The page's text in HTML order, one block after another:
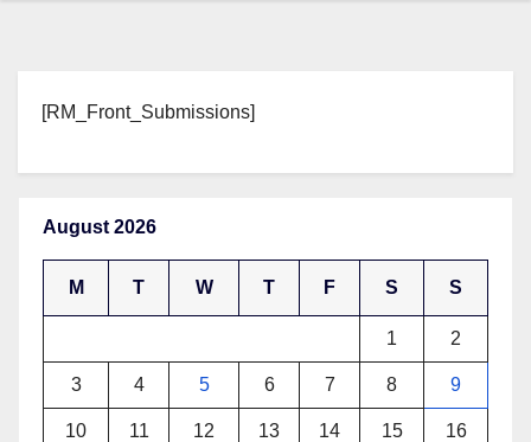
[RM_Front_Submissions]
August 2026
M T W T F S S
1 2
3 4 5 6 7 8 9
10 11 12 13 14 15 16